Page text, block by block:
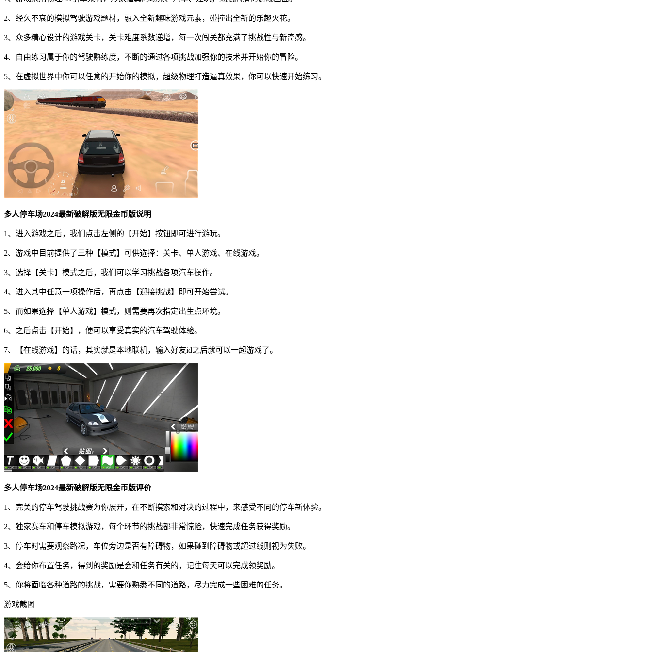
2、经久不衰的模拟驾驶游戏题材，融入全新趣味游戏元素，碰撞出全新的乐趣火花。
3、众多精心设计的游戏关卡，关卡难度系数递增，每一次闯关都充满了挑战性与新奇感。
4、自由练习属于你的驾驶熟练度，不断的通过各项挑战加强你的技术并开始你的冒险。
5、在虚拟世界中你可以任意的开始你的模拟，超级物理打造逼真效果，你可以快速开始练习。
多人停车场2024最新破解版无限金币版说明
1、进入游戏之后，我们点击左侧的【开始】按钮即可进行游玩。
2、游戏中目前提供了三种【模式】可供选择：关卡、单人游戏、在线游戏。
3、选择【关卡】模式之后，我们可以学习挑战各项汽车操作。
4、进入其中任意一项操作后，再点击【迎接挑战】即可开始尝试。
5、而如果选择【单人游戏】模式，则需要再次指定出生点环境。
6、之后点击【开始】，便可以享受真实的汽车驾驶体验。
7、【在线游戏】的话，其实就是本地联机，输入好友id之后就可以一起游戏了。
多人停车场2024最新破解版无限金币版评价
1、完美的停车驾驶挑战赛为你展开，在不断摸索和对决的过程中，来感受不同的停车新体验。
2、独家赛车和停车模拟游戏，每个环节的挑战都非常惊险，快速完成任务获得奖励。
3、停车时需要观察路况，车位旁边是否有障碍物，如果碰到障碍物或超过线则视为失败。
4、会给你布置任务，得到的奖励是会和任务有关的，记住每天可以完成领奖励。
5、你将面临各种道路的挑战，需要你熟悉不同的道路，尽力完成一些困难的任务。
游戏截图